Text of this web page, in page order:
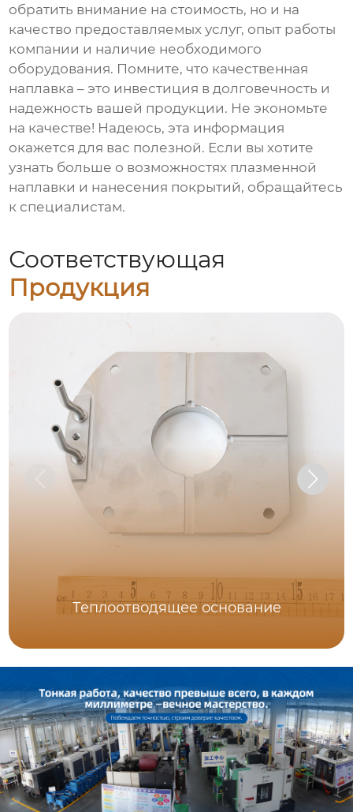
обратить внимание на стоимость, но и на
качество предоставляемых услуг, опыт работы
компании и наличие необходимого
оборудования. Помните, что качественная
наплавка – это инвестиция в долговечность и
надежность вашей продукции. Не экономьте
на качестве! Надеюсь, эта информация
окажется для вас полезной. Если вы хотите
узнать больше о возможностях плазменной
наплавки и нанесения покрытий, обращайтесь
к специалистам.
Соответствующая
Продукция
Теплоотводящее основание